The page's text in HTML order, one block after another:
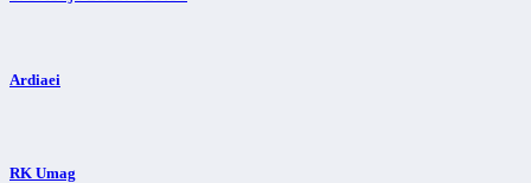
Ardiaei
RK Umag